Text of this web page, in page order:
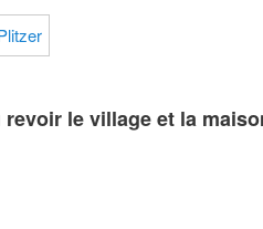
le village et la